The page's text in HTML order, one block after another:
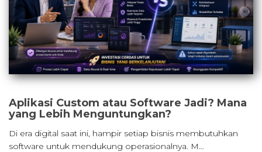
Aplikasi Custom atau Software Jadi? Mana
yang Lebih Menguntungkan?
Di era digital saat ini, hampir setiap bisnis membutuhkan
software untuk mendukung operasionalnya. M…